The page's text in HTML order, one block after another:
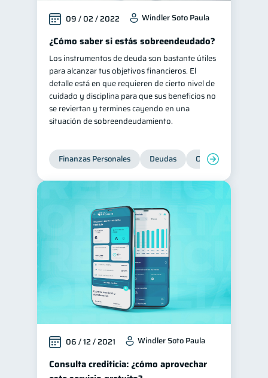
09 / 02 / 2022 Windler Soto Paula
¿Cómo saber si estás sobreendeudado?
Los instrumentos de deuda son bastante útiles
para alcanzar tus objetivos financieros. El
detalle está en que requieren de cierto nivel de
cuidado y disciplina para que sus beneficios no
se reviertan y termines cayendo en una
situación de sobreendeudamiento.
Finanzas Personales Deudas Organización
06 / 12 / 2021 Windler Soto Paula
Consulta crediticia: ¿cómo aprovechar